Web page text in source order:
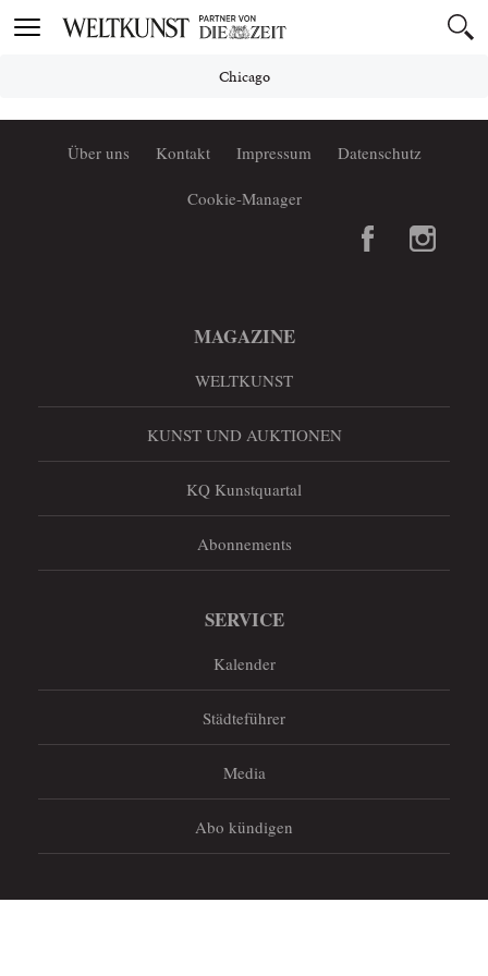
Toggle
Chicago
Über uns Kontakt Impressum Datenschutz
Cookie-Manager
MAGAZINE
WELTKUNST
KUNST UND AUKTIONEN
KQ Kunstquartal
Abonnements
SERVICE
Kalender
Städteführer
Media
Abo kündigen